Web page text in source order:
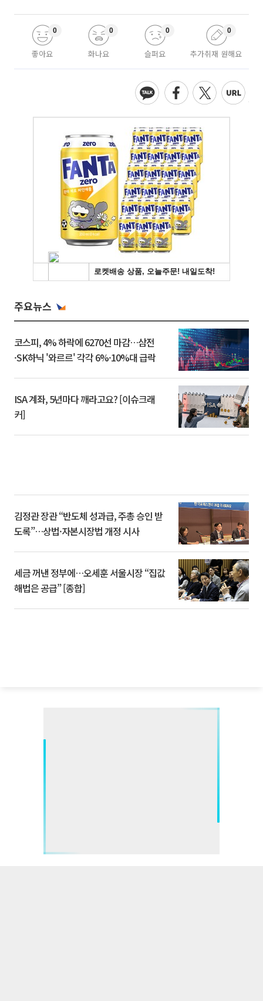
좋아요
0
화나요
0
슬퍼요
0
추가취재 원해요
0
주요뉴스
코스피, 4% 하락에 6270선 마감…삼전
·SK하닉 '와르르' 각각 6%·10%대 급락
ISA 계좌, 5년마다 깨라고요? [이슈크래
커]
김정관 장관 “반도체 성과급, 주총 승인 받
도록”…상법·자본시장법 개정 시사
세금 꺼낸 정부에…오세훈 서울시장 “집값
해법은 공급” [종합]